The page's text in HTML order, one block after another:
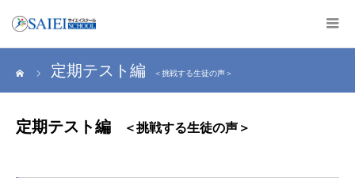
定期テスト編 ＜挑戦する生徒の声＞
定期テスト編 ＜挑戦する生徒の声＞